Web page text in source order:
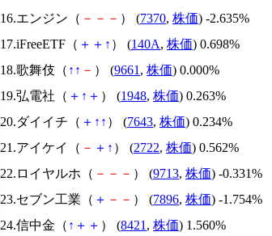
16.エンジン（ － － － ） (7370, 株価) -2.635%
17.iFreeETF（ ＋ ＋ ↑ ） (140A, 株価) 0.698%
18.歌舞伎（ ↑ ↑ － ） (9661 , 株価) 0.000%
19.弘電社（ ＋ ↑ ＋ ） (1948, 株価) 0.263%
20.ダイイチ（ ＋ ↑ ↑ ） (7643, 株価) 0.234%
21.アイケイ（ － ＋ ↑ ） (2722, 株価) 0.562%
22.ロイヤルホ（ － － － ） (9713, 株価) -0.331%
23.セブン工業（ ＋ － － ） (7896, 株価) -1.754%
24.信中金（ ↑ ＋ ＋ ） (8421 , 株価) 1.560%